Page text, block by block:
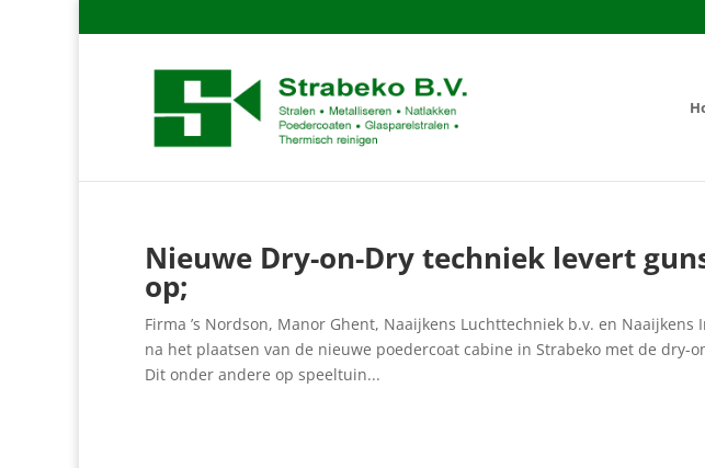
Nieuwe Dry-on-Dry techniek levert
op;
Firma ’s Nordson, Manor Ghent, Naaijkens Luchttechniek b.v. en
na het plaatsen van de nieuwe poedercoat cabine in Strabeko met de dry-
Dit onder andere op speeltuin...